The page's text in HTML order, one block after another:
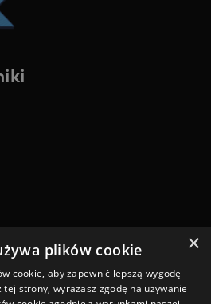
o ofertę
×
plików cookie
cookie, aby zapewnić lepszą wygodę
strony, wyrażasz zgodę na używanie